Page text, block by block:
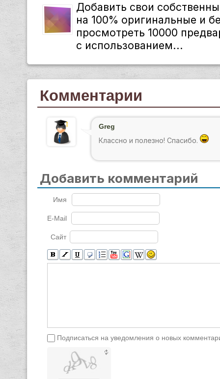
Добавить свои
на 100% оригинальные и
просмотреть 10000
с использованием...
Комментарии
Greg
Классно и полезно! Спасибо.
Добавить комментарий
Имя
E-Mail
Сайт
Подписаться на уведомления о новых